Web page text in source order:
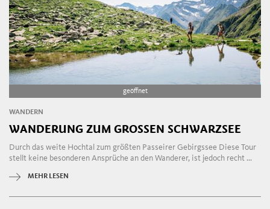
geöffnet
WANDERN
WANDERUNG ZUM GROSSEN SCHWARZSEE
Durch das weite Hochtal zum größten Passeirer Gebirgssee Diese Tour
stellt keine besonderen Ansprüche an den Wanderer, ist jedoch recht ...
MEHR LESEN